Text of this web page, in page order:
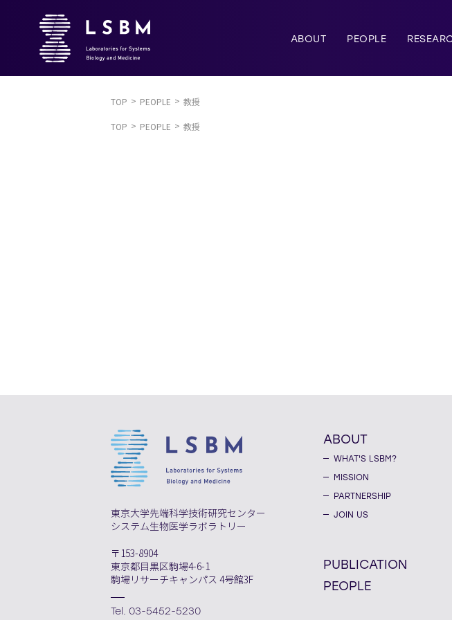
ABOUT PEOPLE
TOP PEOPLE 教授
TOP PEOPLE 教授
東京大学先端科学技術研究センター
システム生物医学ラボラトリー
〒153-8904
東京都目黒区駒場4-6-1
駒場リサーチキャンパス 4号館3F
Tel. 03-5452-5230
ABOUT
WHAT'S LSBM?
MISSION
PARTNERSHIP
JOIN US
PUBLICATION
PEOPLE